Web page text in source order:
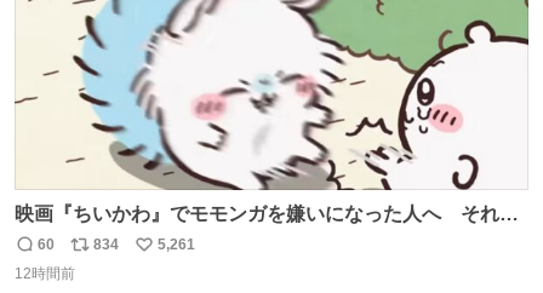
映画『ちいかわ』でモモンガを嫌いになった人へ それで
も愛される理由と可能性 kai-you.net/article/96186 『映画
ちいかわ 人魚の島のひみつ』を3回観て、原作も追ってい
返
信
60
リ
ポ
834
い
5,261
12時間前